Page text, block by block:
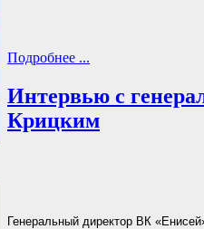
Подробнее ...
Интервью с
Крицким
Генеральный директор ВК